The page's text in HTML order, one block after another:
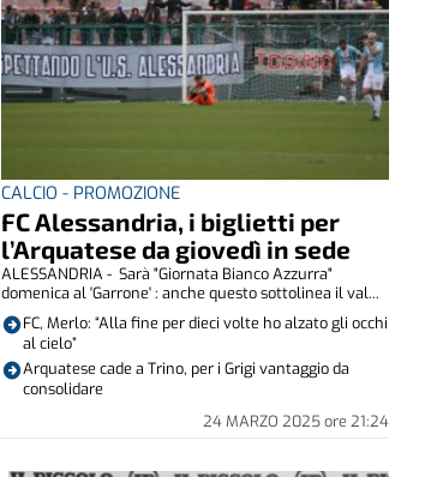
CALCIO - PROMOZIONE
FC Alessandria, i biglietti per
l’Arquatese da giovedì in sede
24 MARZO 2025ore 21:24
ALESSANDRIA - Sarà "Giornata Bianco Azzurra"
domenica al 'Garrone' : anche questo sottolinea il val...
FC, Merlo: “Alla fine per dieci volte ho alzato gli occhi
al cielo”
Arquatese cade a Trino, per i Grigi vantaggio da
consolidare